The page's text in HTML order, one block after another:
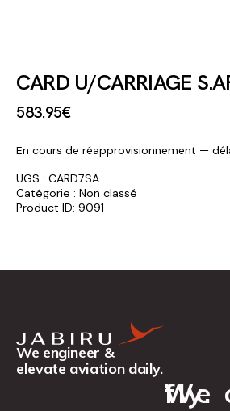
CARD U/CARRIAGE
583.95€
En cours de réapprovisionnement —
UGS : CARD7SA
Catégorie : Non classé
Product ID: 9091
We engineer &
elevate aviation daily.
We can all fly.